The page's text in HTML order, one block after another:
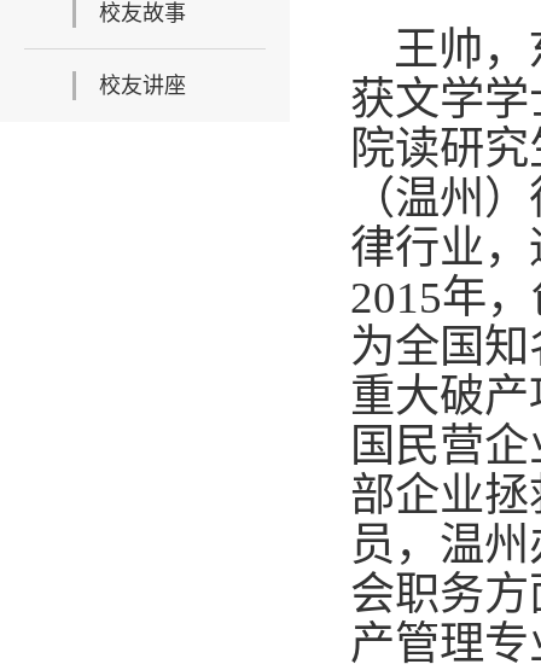
校友故事
校友讲座
王帅，
获文学
院读研
（温州
律行业
2015年
为全国
重大破
国民营
部企业
员，温
会职务
产管理